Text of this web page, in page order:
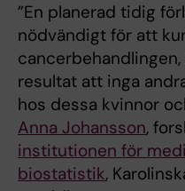
”En planerad tidig
nödvändigt för att
resultat att inga
hos dessa kvinnor
Anna Johansson,
institutionen för
biostatistik,